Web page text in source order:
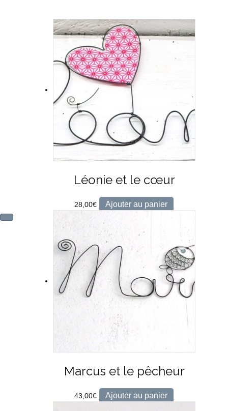
Léonie et le cœur
28,00€ Ajouter au panier
Marcus et le pêcheur
43,00€ Ajouter au panier